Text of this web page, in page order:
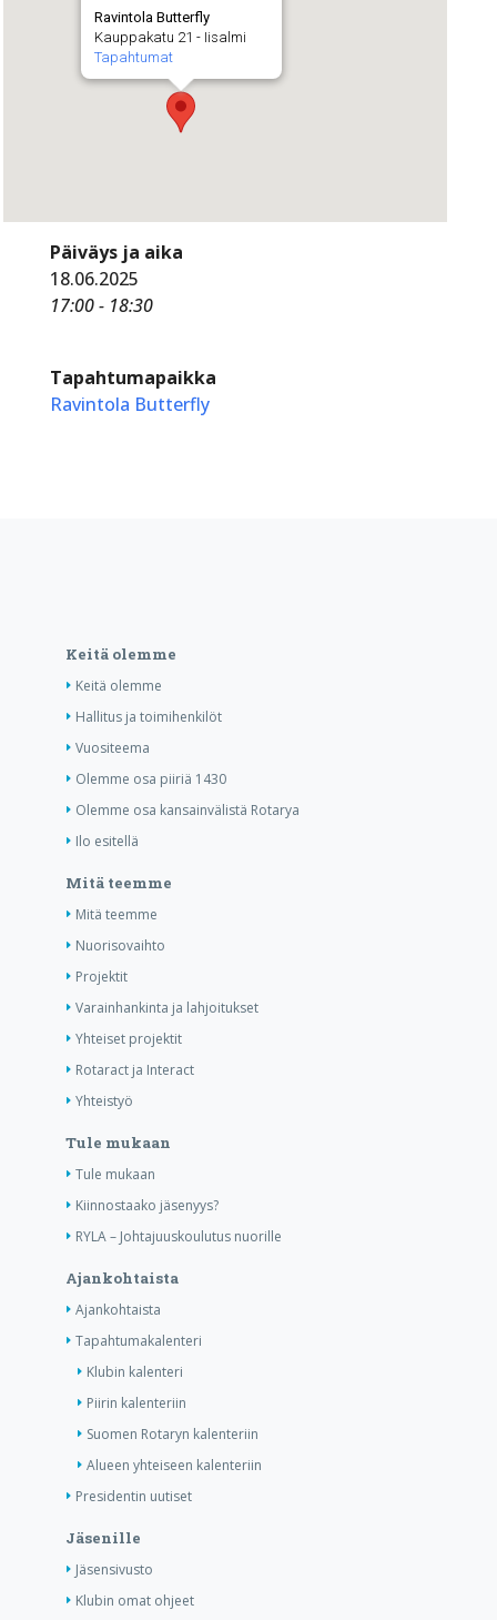
Ravintola Butterfly
Kauppakatu 21 - Iisalmi
Tapahtumat
Päiväys ja aika
18.06.2025
17:00 - 18:30
Tapahtumapaikka
Ravintola Butterfly
Keitä olemme
Keitä olemme
Hallitus ja toimihenkilöt
Vuositeema
Olemme osa piiriä 1430
Olemme osa kansainvälistä Rotarya
Ilo esitellä
Mitä teemme
Mitä teemme
Nuorisovaihto
Projektit
Varainhankinta ja lahjoitukset
Yhteiset projektit
Rotaract ja Interact
Yhteistyö
Tule mukaan
Tule mukaan
Kiinnostaako jäsenyys?
RYLA – Johtajuuskoulutus nuorille
Ajankohtaista
Ajankohtaista
Tapahtumakalenteri
Klubin kalenteri
Piirin kalenteriin
Suomen Rotaryn kalenteriin
Alueen yhteiseen kalenteriin
Presidentin uutiset
Jäsenille
Jäsensivusto
Klubin omat ohjeet